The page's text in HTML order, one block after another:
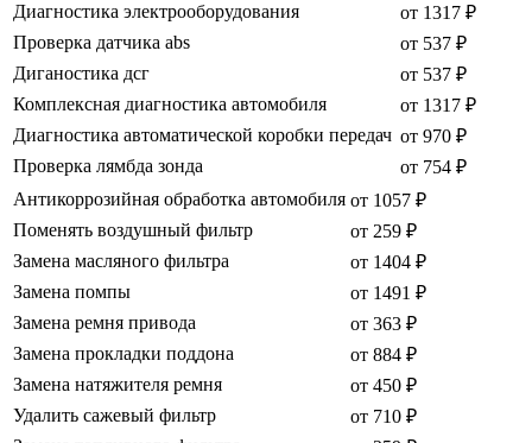
Диагностика электрооборудования
от 1317 ₽
Проверка датчика abs
от 537 ₽
Диганостика дсг
от 537 ₽
Комплексная диагностика автомобиля
от 1317 ₽
Диагностика автоматической коробки передач от 970 ₽
Проверка лямбда зонда
от 754 ₽
Антикоррозийная обработка автомобиля от 1057 ₽
Поменять воздушный фильтр
от 259 ₽
Замена масляного фильтра
от 1404 ₽
Замена помпы
от 1491 ₽
Замена ремня привода
от 363 ₽
Замена прокладки поддона
от 884 ₽
Замена натяжителя ремня
от 450 ₽
Удалить сажевый фильтр
от 710 ₽